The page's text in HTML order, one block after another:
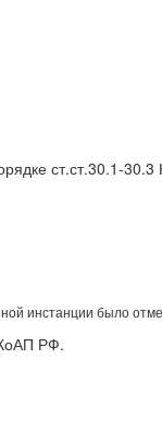
ст.ст.30.1-
инстанции было
РФ.